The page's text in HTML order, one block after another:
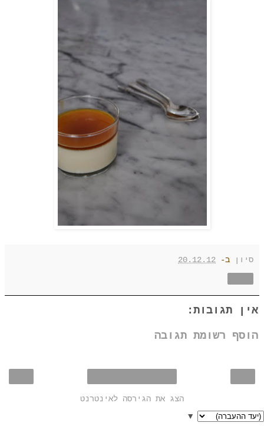
סיון ב- 20.12.12
אין תגובות:
הוסף רשומת תגובה
הצג את הגירסה לאינטרנט
▼